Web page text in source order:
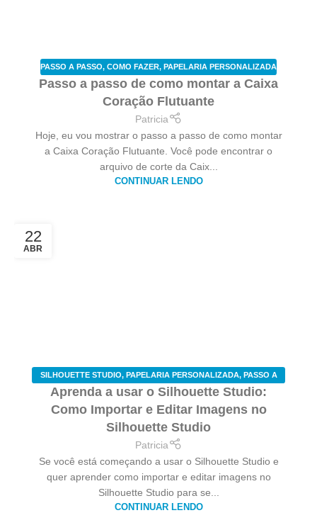
PASSO A PASSO, COMO FAZER, PAPELARIA PERSONALIZADA
Passo a passo de como montar a Caixa
Coração Flutuante
Patricia
Hoje, eu vou mostrar o passo a passo de como montar
a Caixa Coração Flutuante. Você pode encontrar o
arquivo de corte da Caix...
CONTINUAR LENDO
22
ABR
SILHOUETTE STUDIO, PAPELARIA PERSONALIZADA, PASSO A
PASSO
Aprenda a usar o Silhouette Studio:
Como Importar e Editar Imagens no
Silhouette Studio
Patricia
Se você está começando a usar o Silhouette Studio e
quer aprender como importar e editar imagens no
Silhouette Studio para se...
CONTINUAR LENDO